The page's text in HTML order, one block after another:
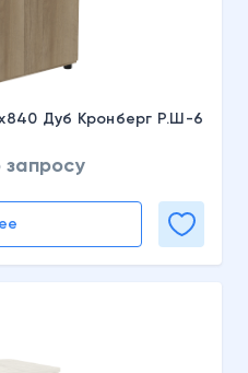
Дуб Кронберг Р.Ш-6
запросу